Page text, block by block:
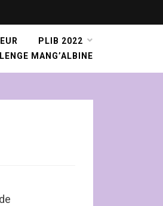
PLIB 2022
MANG’ALBINE